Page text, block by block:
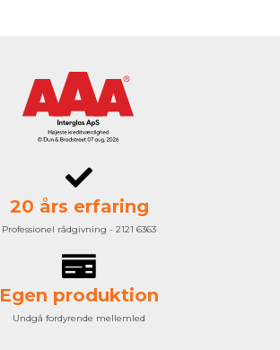
20 års erfaring
Professionel rådgivning - 2121 6363
Egen produktion
Undgå fordyrende mellemled